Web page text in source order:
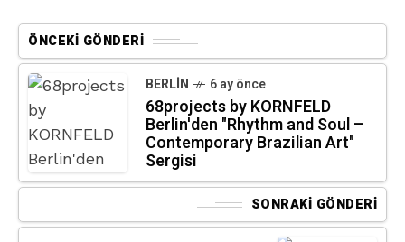
ÖNCEKI GÖNDERI
BERLIN 6 ay önce
68projects by KORNFELD
Berlin'den "Rhythm and Soul –
Contemporary Brazilian Art"
Sergisi
SONRAKI GÖNDERI